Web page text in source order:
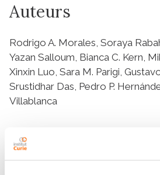
Auteurs
Rodrigo A. Morales, Soraya
Yazan Salloum, Bianca C. Kern,
Xinxin Luo, Sara M. Parigi,
Srustidhar Das, Pedro P.
Villablanca
Equipes